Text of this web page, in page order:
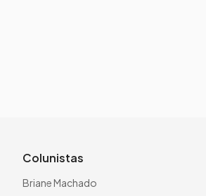
Colunistas
Briane Machado